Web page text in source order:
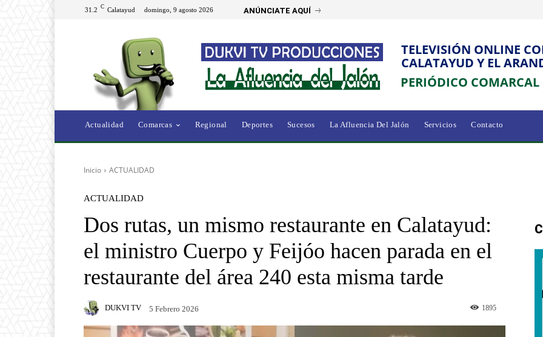
31.2 C Calatayud domingo, 9 agosto 2026 ANÚNCIATE AQUÍ
TELEVISIÓN ONLINE
CALATAYUD Y EL
PERIÓDICO
Actualidad Comarcas Regional Deportes Sucesos La Afluencia Del Jalón Servicios Contacto
Inicio ACTUALIDAD
ACTUALIDAD
Dos rutas, un mismo restaurante en Calatayud:
el ministro Cuerpo y Feijóo hacen parada en el
restaurante del área 240 esta misma tarde
DUKVI TV 5 Febrero 2026 1895